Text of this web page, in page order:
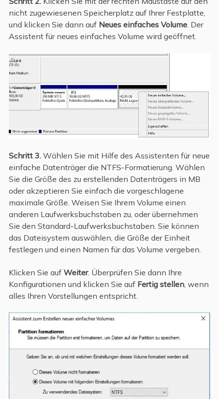
nicht zugewiesenen Speicherplatz auf Ihrer Festplatte,
und klicken Sie dann auf Neues einfaches Volume. Der
Assistent für neues einfaches Volume wird geöffnet.
Schritt 3.Wählen Sie mit Hilfe des Assistenten für neue
einfache Datenträger die NTFS-Formatierung. Wählen
Sie die Größe des zu erstellenden Datenträgers in MB
oder akzeptieren Sie einfach die vorgeschlagene
maximale Größe. Weisen Sie Ihrem Volume einen
anderen Laufwerksbuchstaben zu, oder übernehmen
Sie den Standard-Laufwerksbuchstaben. Sie können
das Dateisystem auswählen, die Größe der Einheit
festlegen und einen Namen für das Volume vergeben.
Klicken Sie auf Weiter. Überprüfen Sie dann Ihre
Konfigurationen und klicken Sie auf Fertig stellen, wenn
alles Ihren Vorstellungen entspricht.